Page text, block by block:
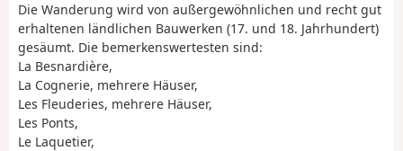
Die Wanderung wird von außergewöhnlichen und recht gut
erhaltenen ländlichen Bauwerken (17. und 18. Jahrhundert)
gesäumt. Die bemerkenswertesten sind:
La Besnardière,
La Cognerie, mehrere Häuser,
Les Fleuderies, mehrere Häuser,
Les Ponts,
Le Laquetier,